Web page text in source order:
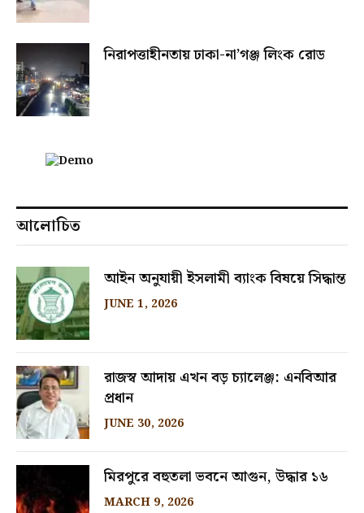
নিরাপত্তাহীনতায় ঢাকা-না’গঞ্জ লিংক রোড
আলোচিত
আইন অনুযায়ী ইসলামী ব্যাংক বিষয়ে সিদ্ধান্ত
JUNE 1, 2026
রাজস্ব আদায় এখন বড় চ্যালেঞ্জ: এনবিআর
প্রধান
JUNE 30, 2026
মিরপুরে বহুতলা ভবনে আগুন, উদ্ধার ১৬
MARCH 9, 2026